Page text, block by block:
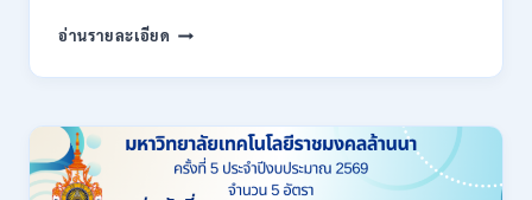
กพ.
สมัคร
17
–
28
อ่านรายละเอียด สำนักงาน
จังหวัด
กรม
ส่ง
เสริม
สหกรณ์